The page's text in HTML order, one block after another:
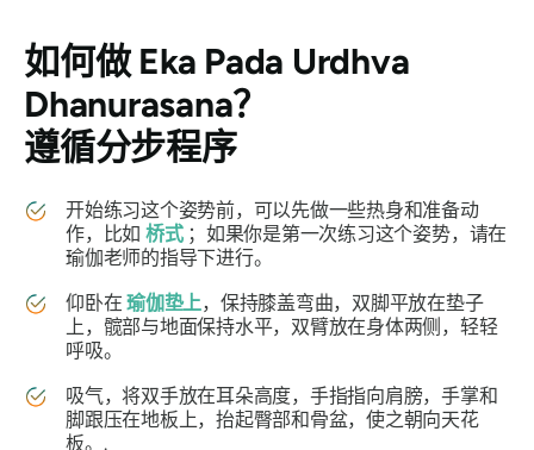
如何做 Eka Pada Urdhva
Dhanurasana？
遵循分步程序
开始练习这个姿势前，可以先做一些热身和准备动
作，比如 桥式；如果你是第一次练习这个姿势，请在
瑜伽老师的指导下进行。
仰卧在瑜伽垫上，保持膝盖弯曲，双脚平放在垫子
上，髋部与地面保持水平，双臂放在身体两侧，轻轻
呼吸。
吸气，将双手放在耳朵高度，手指指向肩膀，手掌和
脚跟压在地板上，抬起臀部和骨盆，使之朝向天花
板。.